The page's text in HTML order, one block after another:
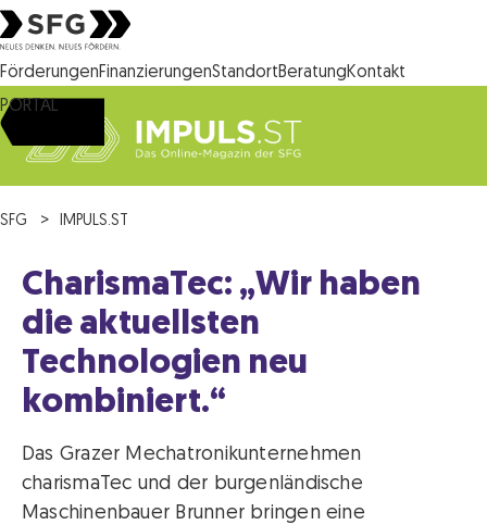
Steirische Wirtschaftsförderungsgesellschaft mbH SFG Logo
FörderungenFinanzierungenStandortBeratungKontakt
PORTAL
SFG IMPULS.ST
CharismaTec: „Wir haben
die aktuellsten
Technologien neu
kombiniert.“
Das Grazer Mechatronikunternehmen
charismaTec und der burgenländische
Maschinenbauer Brunner bringen eine